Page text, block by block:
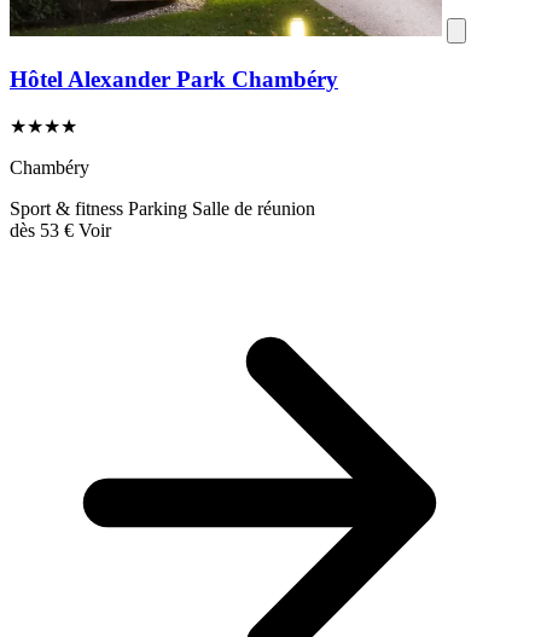
Hôtel Alexander Park Chambéry
★★★★
Chambéry
Sport & fitness Parking Salle de réunion
dès 53 € Voir